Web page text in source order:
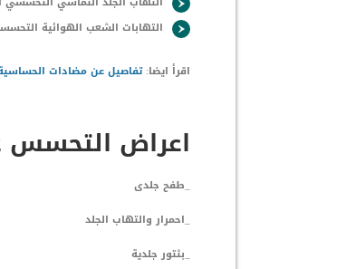
التهابات الشعب الهوائية
اقرأ ايضا:تفاصيل عن مضادات
اعراض التحسس
_طفح جلدى
_احمرار والتهاب الجلد
_بثتور جلدية